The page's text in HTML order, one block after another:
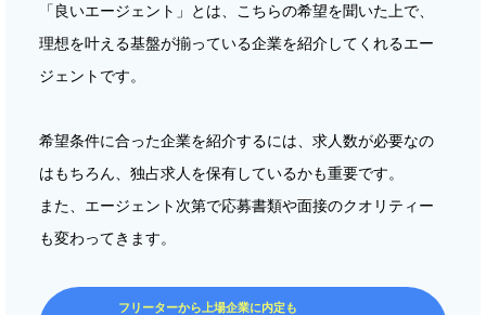
「良いエージェント」とは、こちらの希望を聞いた上で、
理想を叶える基盤が揃っている企業を紹介してくれるエー
ジェントです。
希望条件に合った企業を紹介するには、求人数が必要なの
はもちろん、独占求人を保有しているかも重要です。
また、エージェント次第で応募書類や面接のクオリティー
も変わってきます。
フリーターから上場企業に内定も